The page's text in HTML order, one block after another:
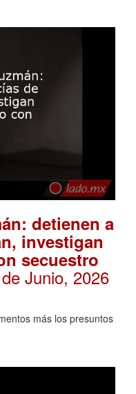
detienen a
investigan
secuestro
Junio, 2026
más los presuntos